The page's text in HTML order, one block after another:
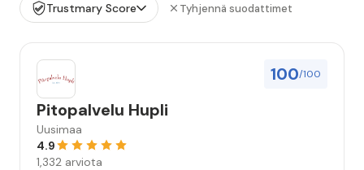
Trustmary Score
Tyhjennä suodattimet
100/100
Pitopalvelu Hupli
Uusimaa
4.9
1,332 arviota